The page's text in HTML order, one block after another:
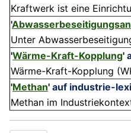
Kraftwerk ist eine
'
Unter
'Wärme-Kraft-Kopplung'
Wärme-Kraft-Kopplung
'Methan' auf industrie-
Methan im